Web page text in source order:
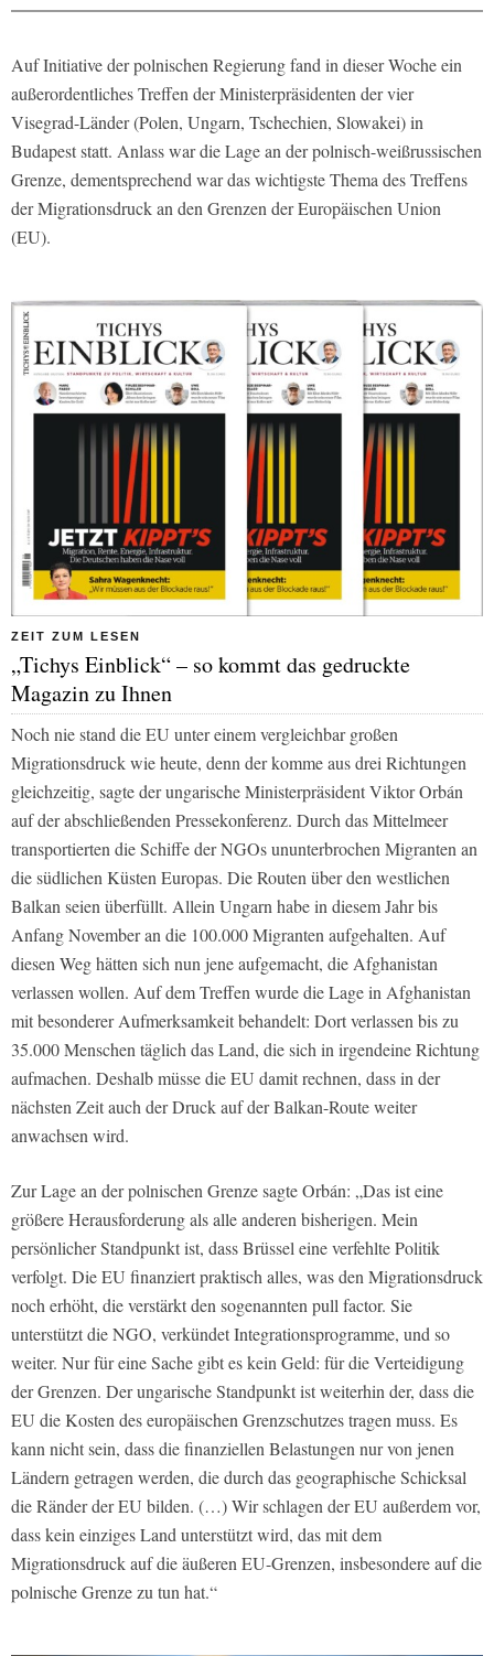
Auf Initiative der polnischen Regierung fand in dieser Woche ein
außerordentliches Treffen der Ministerpräsidenten der vier
Visegrad-Länder (Polen, Ungarn, Tschechien, Slowakei) in
Budapest statt. Anlass war die Lage an der polnisch-weißrussischen
Grenze, dementsprechend war das wichtigste Thema des Treffens
der Migrationsdruck an den Grenzen der Europäischen Union
(EU).
ZEIT ZUM LESEN
„Tichys Einblick“ – so kommt das gedruckte
Magazin zu Ihnen
Noch nie stand die EU unter einem vergleichbar großen
Migrationsdruck wie heute, denn der komme aus drei Richtungen
gleichzeitig, sagte der ungarische Ministerpräsident Viktor Orbán
auf der abschließenden Pressekonferenz. Durch das Mittelmeer
transportierten die Schiffe der NGOs ununterbrochen Migranten an
die südlichen Küsten Europas. Die Routen über den westlichen
Balkan seien überfüllt. Allein Ungarn habe in diesem Jahr bis
Anfang November an die 100.000 Migranten aufgehalten. Auf
diesen Weg hätten sich nun jene aufgemacht, die Afghanistan
verlassen wollen. Auf dem Treffen wurde die Lage in Afghanistan
mit besonderer Aufmerksamkeit behandelt: Dort verlassen bis zu
35.000 Menschen täglich das Land, die sich in irgendeine Richtung
aufmachen. Deshalb müsse die EU damit rechnen, dass in der
nächsten Zeit auch der Druck auf der Balkan-Route weiter
anwachsen wird.
Zur Lage an der polnischen Grenze sagte Orbán: „Das ist eine
größere Herausforderung als alle anderen bisherigen. Mein
persönlicher Standpunkt ist, dass Brüssel eine verfehlte Politik
verfolgt. Die EU finanziert praktisch alles, was den Migrationsdruck
noch erhöht, die verstärkt den sogenannten pull factor. Sie
unterstützt die NGO, verkündet Integrationsprogramme, und so
weiter. Nur für eine Sache gibt es kein Geld: für die Verteidigung
der Grenzen. Der ungarische Standpunkt ist weiterhin der, dass die
EU die Kosten des europäischen Grenzschutzes tragen muss. Es
kann nicht sein, dass die finanziellen Belastungen nur von jenen
Ländern getragen werden, die durch das geographische Schicksal
die Ränder der EU bilden. (…) Wir schlagen der EU außerdem vor,
dass kein einziges Land unterstützt wird, das mit dem
Migrationsdruck auf die äußeren EU-Grenzen, insbesondere auf die
polnische Grenze zu tun hat.“